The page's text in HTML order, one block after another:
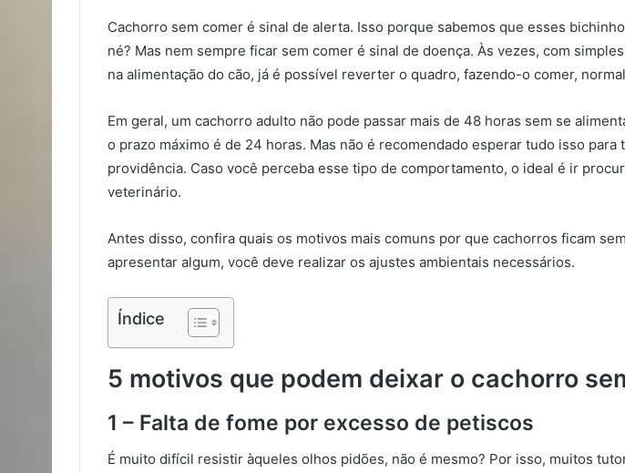
Cachorro sem comer é sinal de alerta. Isso porque sabemos que esses
né? Mas nem sempre ficar sem comer é sinal de doença. Às vezes, com
na alimentação do cão, já é possível reverter o quadro, fazendo-o comer,
Em geral, um cachorro adulto não pode passar mais de 48 horas sem se
o prazo máximo é de 24 horas. Mas não é recomendado esperar tudo isso para
providência. Caso você perceba esse tipo de comportamento, o ideal é ir
veterinário.
Antes disso, confira quais os motivos mais comuns por que cachorros ficam
apresentar algum, você deve realizar os ajustes ambientais necessários.
Índice
5 motivos que podem deixar o cachorro
1 – Falta de fome por excesso de petiscos
É muito difícil resistir àqueles olhos pidões, não é mesmo? Por isso, muitos